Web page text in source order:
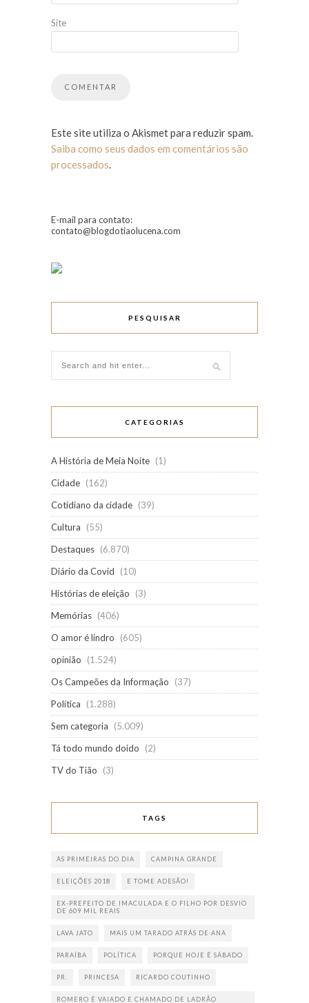
Site
Este site utiliza o Akismet para reduzir spam.
Saiba como seus dados em comentários são
processados.
E-mail para contato:
contato@blogdotiaolucena.com
PESQUISAR
CATEGORIAS
A História de Meia Noite (1)
Cidade (162)
Cotidiano da cidade (39)
Cultura
(55)
Destaques (6.870)
Diário da Covid
(10)
Histórias de eleição
(3)
Memórias (406)
O amor é lindro
(605)
opinião
(1.524)
Os Campeões da Informação
(37)
Política
(1.288)
Sem categoria
(5.009)
Tá todo mundo doido
(2)
TV do Tião
(3)
TAGS
AS PRIMEIRAS DO DIA CAMPINA GRANDE
ELEIÇÕES 2018 E TOME ADESÃO!
EX-PREFEITO DE IMACULADA E O FILHO POR DESVIO
DE 609 MIL REAIS
LAVA JATO MAIS UM TARADO ATRÁS DE ANA
PARAÍBA POLÍTICA PORQUE HOJE É SÁBADO
PR. PRINCESA RICARDO COUTINHO
ROMERO É VAIADO E CHAMADO DE LADRÃO